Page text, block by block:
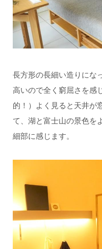
長方形の長細い造りにな
高いので全く窮屈さを感
的！）よく見ると天井が
て、湖と富士山の景色を
細部に感じます。